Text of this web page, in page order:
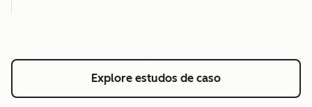
Explore estudos de caso